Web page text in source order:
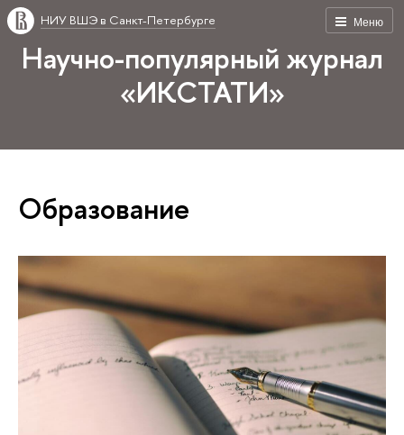
Меню
НИУ ВШЭ в Санкт-Петербурге
Научно-популярный журнал
«ИКСТАТИ»
Образование